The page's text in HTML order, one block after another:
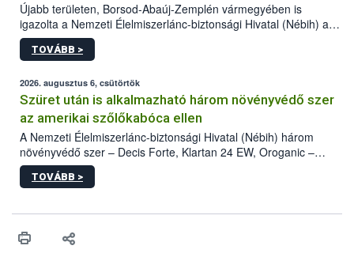
Újabb területen, Borsod-Abaúj-Zemplén vármegyében is
igazolta a Nemzeti Élelmiszerlánc-biztonsági Hivatal (Nébih) a
kőrisrontó karcsúdíszbogár (Agrilus planipennis) jelenlétét. A
kártevőt nem csak színcsapdában találták meg, de már fertőzött
az intenzív felderítést, emellett az intézkedéseket a szlovák
hatósággal is összehangolják a terjedés megállítása érdekében.
TOVÁBB >
2026. augusztus 6, csütörtök
Szüret után is alkalmazható három növényvédő szer
az amerikai szőlőkabóca ellen
A Nemzeti Élelmiszerlánc-biztonsági Hivatal (Nébih) három
növényvédő szer – Decis Forte, Klartan 24 EW, Oroganic –
engedélyokiratát módosította, így azok a szüretet követően,
egészen a vesszőérettség (BBCH 91) stádiumáig
érésű szőlőkben is legyen lehetőség a károsító elleni további
felhasználók számára is elérhető és ökológiai termesztésben is
TOVÁBB >